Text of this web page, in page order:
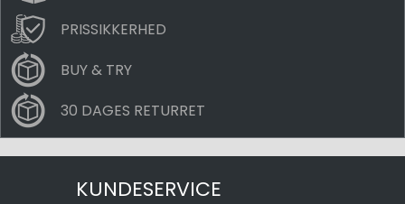
PRISSIKKERHED
BUY & TRY
30 DAGES RETURRET
KUNDESERVICE